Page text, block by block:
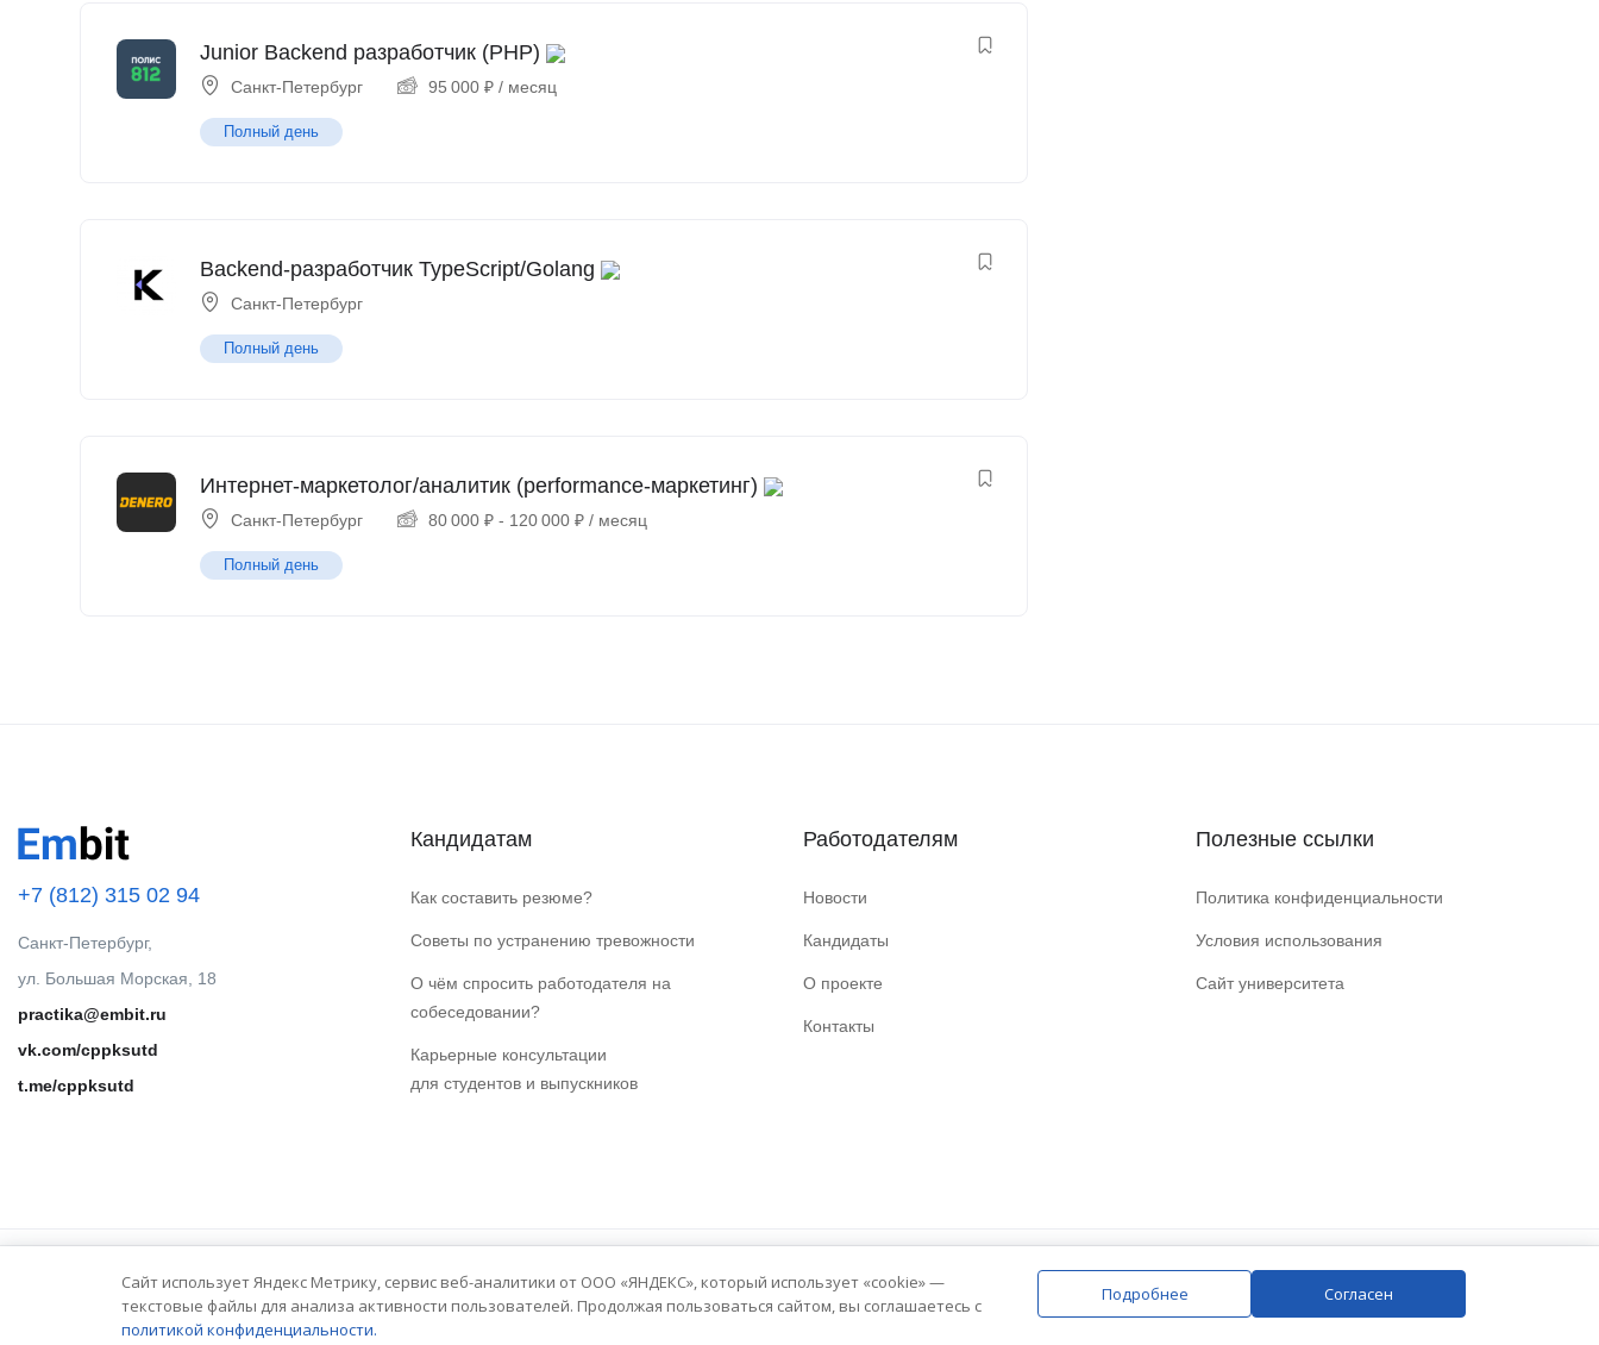
Junior Backend разработчик (PHP)
Санкт-Петербург 95 000 ₽ / месяц
Полный день
Backend-разработчик TypeScript/Golang
Санкт-Петербург
Полный день
Интернет-маркетолог/аналитик (performance-маркетинг)
Санкт-Петербург 80 000 ₽ - 120 000 ₽ / месяц
Полный день
+7 (812) 315 02 94
Санкт-Петербург,
ул. Большая Морская, 18
practika@embit.ru
vk.com/cppksutd
t.me/cppksutd
Кандидатам
Как составить резюме?
Советы по устранению тревожности
О чём спросить работодателя на
собеседовании?
Карьерные консультации
для студентов и выпускников
Работодателям
Новости
Кандидаты
О проекте
Контакты
Полезные ссылки
Политика конфиденциальности
Условия использования
Сайт университета
© 2025 Embit. Все права защищены.
Сайт использует Яндекс Метрику, сервис веб-аналитики от ООО «ЯНДЕКС», который использует «cookie» —
текстовые файлы для анализа активности пользователей. Продолжая пользоваться сайтом, вы соглашаетесь с
политикой конфиденциальности.
Подробнее Согласен